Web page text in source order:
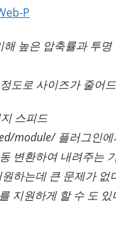
P
높은 압축률과 투
도로 사이즈가 줄어
스피드
module/ 플러그인
변환하여 내려주는
하는데 큰 문제가 없
지원하게 할 수 도 있